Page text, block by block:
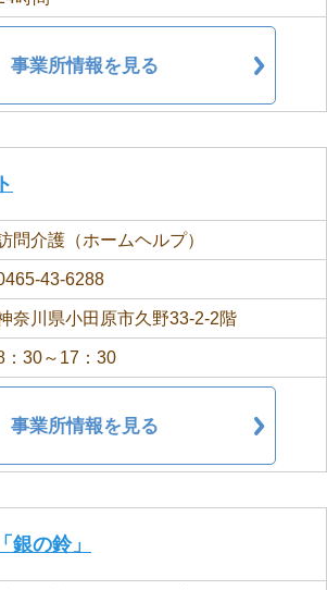
事業所情報を見る
問介護（ホームヘルプ）
43-6288
奈川県小田原市久野33-2-2階
：30～17：30
事業所情報を見る
銀の鈴」